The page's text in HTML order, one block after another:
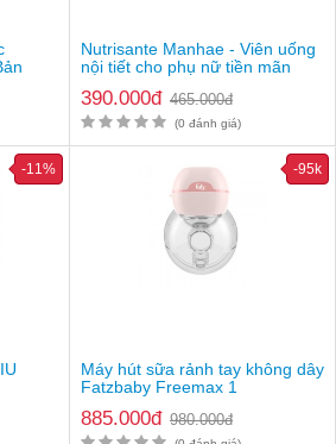
Lọ 120 viên
1.909.000vnđ/lọ
không phải là thuốc và không có tác
bệnh. Hiệu quả sử dụng tuỳ thuộc cơ
Nutrisante Manhae - Viên uống
nội tiết cho phụ nữ tiền mãn
390.000đ 465.000đ
(0 đánh giá)
-11%
Máy hút sữa rảnh tay không dây
Fatzbaby Freemax 1
885.000đ 980.000đ
-95k